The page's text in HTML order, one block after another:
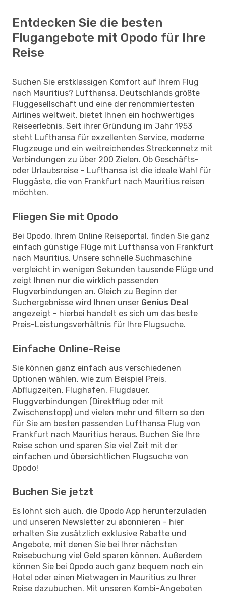
Entdecken Sie die besten
Flugangebote mit Opodo für Ihre
Reise
Suchen Sie erstklassigen Komfort auf Ihrem Flug
nach Mauritius? Lufthansa, Deutschlands größte
Fluggesellschaft und eine der renommiertesten
Airlines weltweit, bietet Ihnen ein hochwertiges
Reiseerlebnis. Seit ihrer Gründung im Jahr 1953
steht Lufthansa für exzellenten Service, moderne
Flugzeuge und ein weitreichendes Streckennetz mit
Verbindungen zu über 200 Zielen. Ob Geschäfts-
oder Urlaubsreise – Lufthansa ist die ideale Wahl für
Fluggäste, die von Frankfurt nach Mauritius reisen
möchten.
Fliegen Sie mit Opodo
Bei Opodo, Ihrem Online Reiseportal, finden Sie ganz
einfach günstige Flüge mit Lufthansa von Frankfurt
nach Mauritius. Unsere schnelle Suchmaschine
vergleicht in wenigen Sekunden tausende Flüge und
zeigt Ihnen nur die wirklich passenden
Flugverbindungen an. Gleich zu Beginn der
Suchergebnisse wird Ihnen unser Genius Deal
angezeigt - hierbei handelt es sich um das beste
Preis-Leistungsverhältnis für Ihre Flugsuche.
Einfache Online-Reise
Sie können ganz einfach aus verschiedenen
Optionen wählen, wie zum Beispiel Preis,
Abflugzeiten, Flughafen, Flugdauer,
Fluggverbindungen (Direktflug oder mit
Zwischenstopp) und vielen mehr und filtern so den
für Sie am besten passenden Lufthansa Flug von
Frankfurt nach Mauritius heraus. Buchen Sie Ihre
Reise schon und sparen Sie viel Zeit mit der
einfachen und übersichtlichen Flugsuche von
Opodo!
Buchen Sie jetzt
Es lohnt sich auch, die Opodo App herunterzuladen
und unseren Newsletter zu abonnieren - hier
erhalten Sie zusätzlich exklusive Rabatte und
Angebote, mit denen Sie bei Ihrer nächsten
Reisebuchung viel Geld sparen können. Außerdem
können Sie bei Opodo auch ganz bequem noch ein
Hotel oder einen Mietwagen in Mauritius zu Ihrer
Reise dazubuchen. Mit unseren Kombi-Angeboten